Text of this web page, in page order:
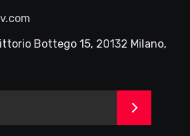
Bottego 15, 20132 Milano,
>